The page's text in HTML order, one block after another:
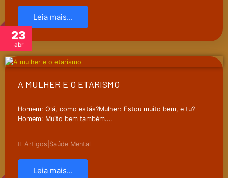
Leia mais...
23
abr
A MULHER E O ETARISMO
Homem: Olá, como estás?Mulher: Estou muito bem, e tu?
Homem: Muito bem também.…
Artigos Saúde Mental
Leia mais...